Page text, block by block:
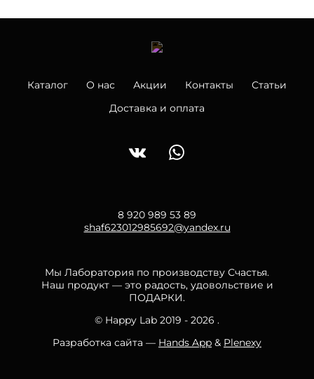
Каталог О нас Акции Контакты
Статьи
Доставка и оплата
8 920 989 53 89
shaf623012985692@yandex.ru
Мы Лаборатория по производству Счастья.
Наш продукт — это радость, удовольствие и
ПОДАРКИ.
© Happy Lab 2019 - 2026 .
Разработка сайта — Hands App & Plenexy